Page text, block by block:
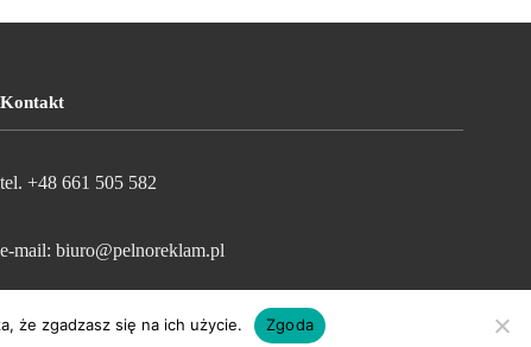
Kontakt
tel. +48 661 505 582
e-mail: biuro@pelnoreklam.pl
że zgadzasz się na ich użycie. Zgoda